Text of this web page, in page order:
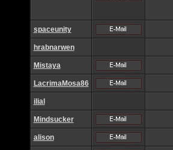
spaceunity
hrabnarwen
Mistaya
LacrimaMosa86
ilial
Mindsucker
alison